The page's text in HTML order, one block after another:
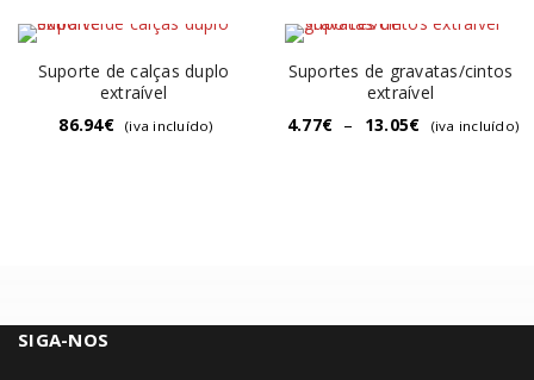
Suporte de calças duplo
extraível
86.94€ (iva incluído)
Suportes de gravatas/cintos
extraível
4.77€ – 13.05€ (iva incluído)
SIGA-NOS